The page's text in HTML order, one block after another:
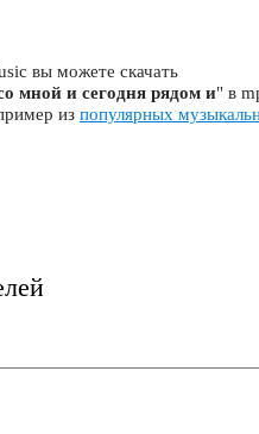
вы можете скачать
мной и сегодня рядом и" в
из популярных